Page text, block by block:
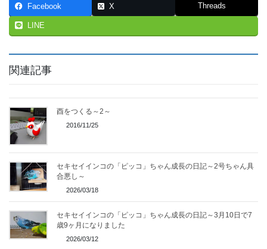
Facebook X Threads
LINE
関連記事
酉をつくる～2～
2016/11/25
セキセイインコの「ピッコ」ちゃん成長の日記～2号ちゃん具
合悪し～
2026/03/18
セキセイインコの「ピッコ」ちゃん成長の日記～3月10日で7
歳9ヶ月になりました
2026/03/12